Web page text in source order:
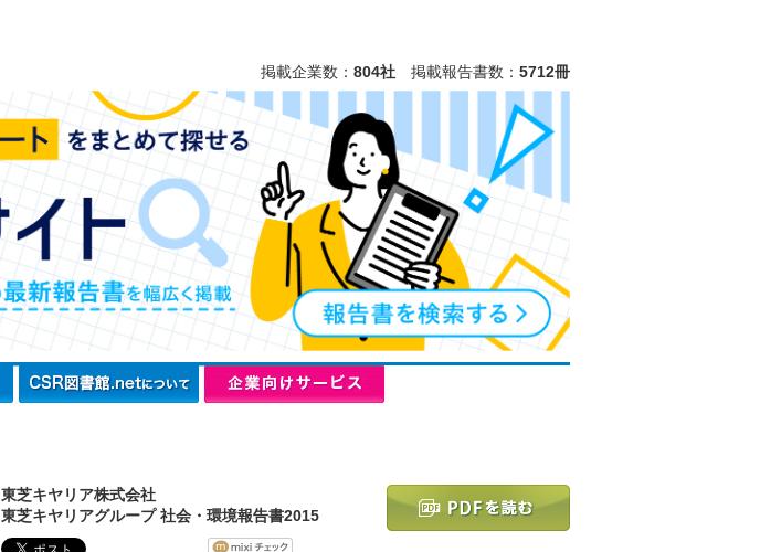
掲載企業数： 804社 掲載報告書数： 5712冊
東芝キヤリア株式会社
東芝キヤリアグループ 社会・環境報告書2015